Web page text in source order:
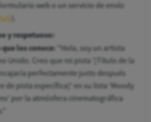
web o un servicio de envío
y respetuoso:
los conoce: "Hola, soy un artista
Unido. Creo que mi pista '[Título de la
perfectamente justo después
de pista específica]' en su lista 'Moody
por la atmósfera cinematográfica